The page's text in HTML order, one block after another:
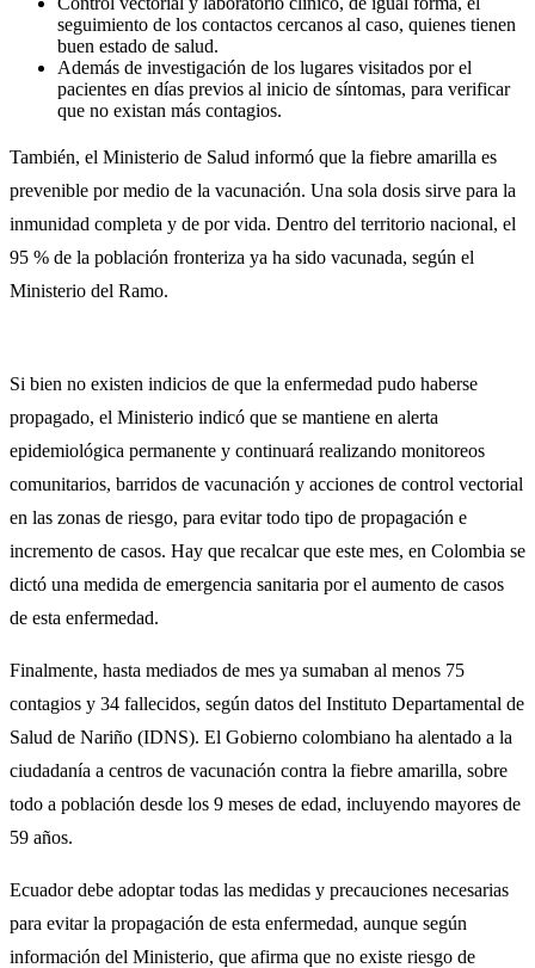
seguimiento de los contactos cercanos al caso, quienes tienen
buen estado de salud.
Además de investigación de los lugares visitados por el
pacientes en días previos al inicio de síntomas, para verificar
que no existan más contagios.
También, el Ministerio de Salud informó que la fiebre amarilla es
prevenible por medio de la vacunación. Una sola dosis sirve para la
inmunidad completa y de por vida. Dentro del territorio nacional, el
95 % de la población fronteriza ya ha sido vacunada, según el
Ministerio del Ramo.
Si bien no existen indicios de que la enfermedad pudo haberse
propagado, el Ministerio indicó que se mantiene en alerta
epidemiológica permanente y continuará realizando monitoreos
comunitarios, barridos de vacunación y acciones de control vectorial
en las zonas de riesgo, para evitar todo tipo de propagación e
incremento de casos. Hay que recalcar que este mes, en Colombia se
dictó una medida de emergencia sanitaria por el aumento de casos
de esta enfermedad.
Finalmente, hasta mediados de mes ya sumaban al menos 75
contagios y 34 fallecidos, según datos del Instituto Departamental de
Salud de Nariño (IDNS). El Gobierno colombiano ha alentado a la
ciudadanía a centros de vacunación contra la fiebre amarilla, sobre
todo a población desde los 9 meses de edad, incluyendo mayores de
59 años.
Ecuador debe adoptar todas las medidas y precauciones necesarias
para evitar la propagación de esta enfermedad, aunque según
información del Ministerio, que afirma que no existe riesgo de